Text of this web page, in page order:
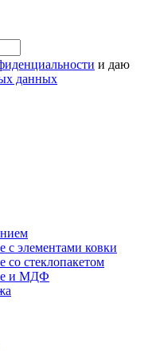
и даю
данных
элементами ковки
стеклопакетом
и МДФ